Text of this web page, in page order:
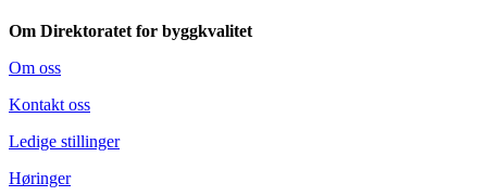
Om Direktoratet for byggkvalitet
Om oss
Kontakt oss
Ledige stillinger
Høringer